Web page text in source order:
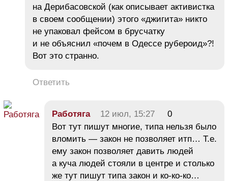
на Дерибасовской (как описывает активистка
в своем сообщении) этого «джигита» никто
не упаковал фейсом в брусчатку
и не объяснил «почем в Одессе рубероид»?!
Вот это странно.
Ответить
Работяга 12 июл, 15:27
0
Вот тут пишут многие, типа нельзя было
вломить — закон не позволяет итп… Т.е.
ему закон позволяет давить людей
а куча людей стояли в центре и столько
же тут пишут типа закон и ко-ко-ко…